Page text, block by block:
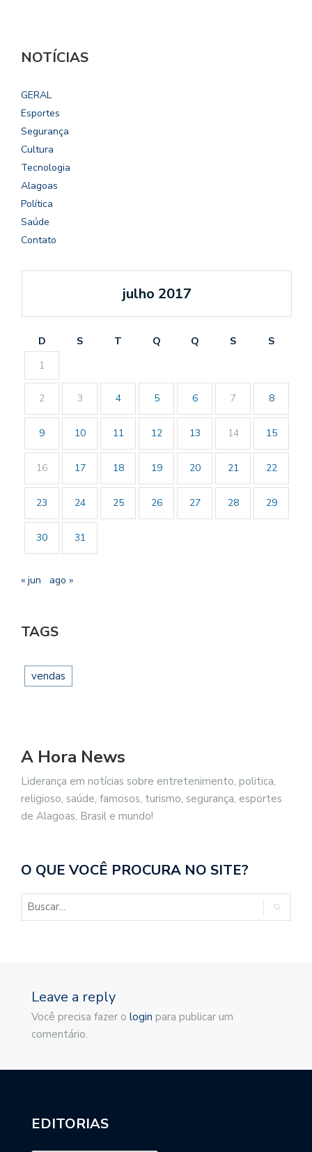
NOTÍCIAS
GERAL
Esportes
Segurança
Cultura
Tecnologia
Alagoas
Política
Saúde
Contato
julho 2017
D S T Q Q S
S
1
2 3 4 5 6 7 8
9 10 11 12 13 14 15
16 17 18 19 20 21 22
23 24 25 26 27 28 29
30 31
« jun ago »
TAGS
vendas
A Hora News
Liderança em notícias sobre entretenimento, politica,
religioso, saúde, famosos, turismo, segurança, esportes
de Alagoas, Brasil e mundo!
O QUE VOCÊ PROCURA NO SITE?
Leave a reply
Você precisa fazer o login para publicar um
comentário.
EDITORIAS